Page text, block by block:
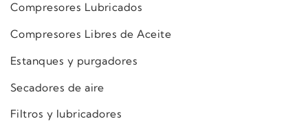
Compresores Lubricados
Compresores Libres de Aceite
Estanques y purgadores
Secadores de aire
Filtros y lubricadores